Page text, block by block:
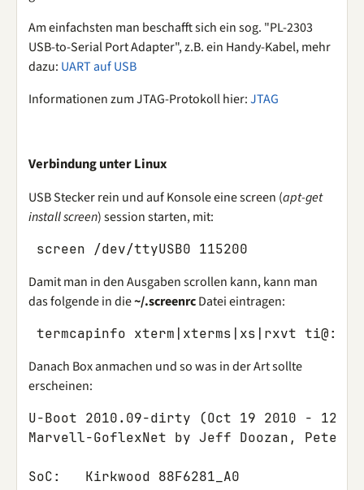
Am einfachsten man beschafft sich ein sog. "PL-2303
USB-to-Serial Port Adapter", z.B. ein Handy-Kabel, mehr
dazu: UART auf USB
Informationen zum JTAG-Protokoll hier:JTAG
Verbindung unter Linux
USB Stecker rein und auf Konsole eine screen (apt-get
install screen) session starten, mit:
Damit man in den Ausgaben scrollen kann, kann man
das folgende in die~/.screenrcDatei eintragen:
Danach Box anmachen und so was in der Art sollte
erscheinen:
U-Boot 2010.09-dirty (Oct 19 2010 -
Marvell-GoflexNet by Jeff Doozan, Peter
SoC:   Kirkwood 88F6281_A0